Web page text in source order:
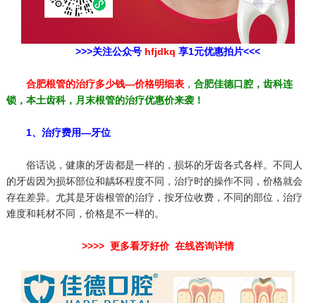
>>>关注公众号 hfjdkq 享1元优惠拍片<<<
合肥根管的治疗多少钱—价格明细表， 合肥佳德口腔，齿科连
锁，本土齿科，月末根管的治疗优惠价来袭！
1、治疗费用—牙位
俗话说，健康的牙齿都是一样的，损坏的牙齿各式各样。不同人
的牙齿因为损坏部位和龋坏程度不同，治疗时的操作不同，价格就会
存在差异。尤其是牙齿根管的治疗，按牙位收费，不同的部位，治疗
难度和耗材不同，价格是不一样的。
>>>> 更多看牙好价 在线咨询详情